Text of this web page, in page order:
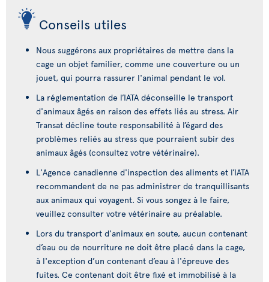
Conseils utiles
Nous suggérons aux propriétaires de mettre dans la
cage un objet familier, comme une couverture ou un
jouet, qui pourra rassurer l'animal pendant le vol.
La réglementation de l’IATA déconseille le transport
d'animaux âgés en raison des effets liés au stress. Air
Transat décline toute responsabilité à l’égard des
problèmes reliés au stress que pourraient subir des
animaux âgés (consultez votre vétérinaire).
L'Agence canadienne d'inspection des aliments et l’IATA
recommandent de ne pas administrer de tranquillisants
aux animaux qui voyagent. Si vous songez à le faire,
veuillez consulter votre vétérinaire au préalable.
Lors du transport d'animaux en soute, aucun contenant
d’eau ou de nourriture ne doit être placé dans la cage,
à l'exception d’un contenant d’eau à l'épreuve des
fuites. Ce contenant doit être fixé et immobilisé à la